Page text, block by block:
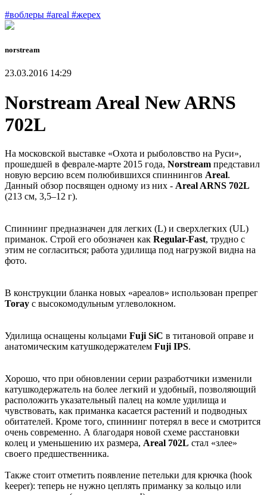
#воблеры #areal #жерех
norstream
23.03.2016 14:29
Norstream Areal New ARNS
702L
На московской выставке «Охота и рыболовство на Руси»,
прошедшей в феврале-марте 2015 года, Norstream представил
новую версию всем полюбившихся спиннингов Areal.
Данный обзор посвящен одному из них - Areal ARNS 702L
(213 см, 3,5–12 г).
Спиннинг предназначен для легких (L) и сверхлегких (UL)
приманок. Строй его обозначен как Regular-Fast, трудно с
этим не согласиться; работа удилища под нагрузкой видна на
фото.
В конструкции бланка новых «ареалов» использован препрег
Toray с высокомодульным углеволокном.
Удилища оснащены кольцами Fuji SiC в титановой оправе и
анатомическим катушкодержателем Fuji IPS.
Хорошо, что при обновлении серии разработчики изменили
катушкодержатель на более легкий и удобный, позволяющий
расположить указательный палец на комле удилища и
чувствовать, как приманка касается растений и подводных
обитателей. Кроме того, спиннинг потерял в весе и смотрится
очень современно. А благодаря новой схеме расстановки
колец и уменьшению их размера, Areal 702L стал «злее»
своего предшественника.
Также стоит отметить появление петельки для крючка (hook
keeper): теперь не нужно цеплять приманку за кольцо или